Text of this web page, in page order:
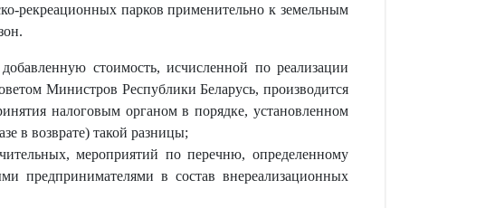
рекреационных парков применительно к земельным
стоимость, исчисленной по реализации
Министров Республики Беларусь, производится
налоговым органом в порядке, установленном
в возврате) такой разницы;
мероприятий по перечню, определенному
предпринимателями в состав внереализационных